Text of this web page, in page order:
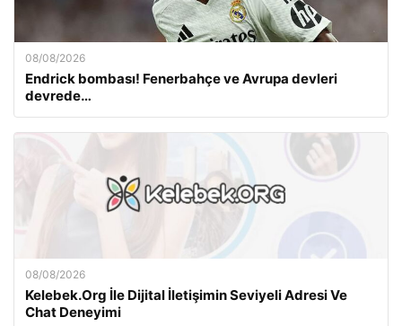
08/08/2026
Endrick bombası! Fenerbahçe ve Avrupa devleri
devrede…
08/08/2026
Kelebek.Org İle Dijital İletişimin Seviyeli Adresi Ve
Chat Deneyimi